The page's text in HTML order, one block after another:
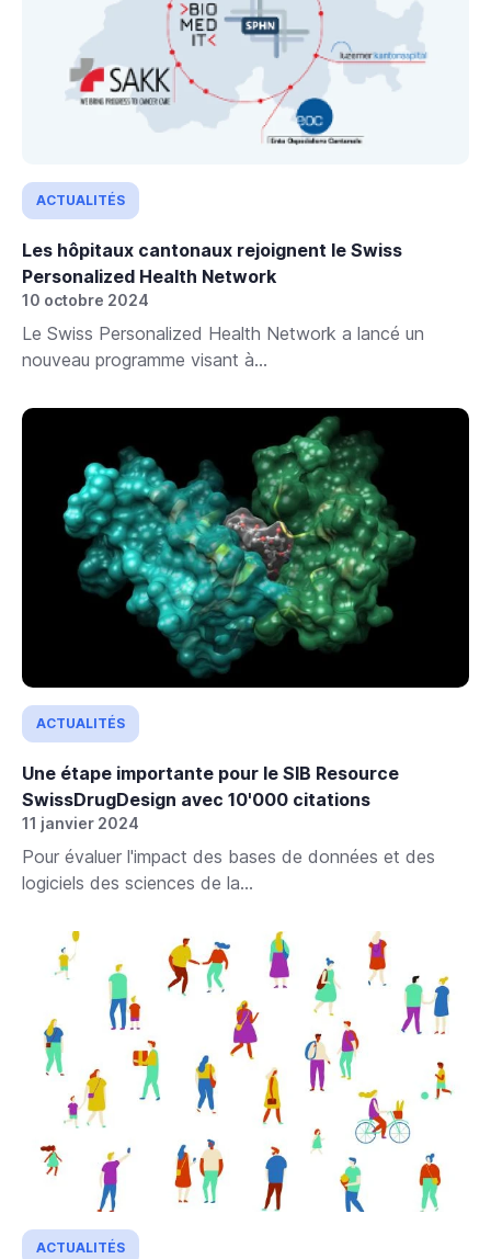
ACTUALITÉS
Les hôpitaux cantonaux rejoignent le Swiss
Personalized Health Network
10 octobre 2024
Le Swiss Personalized Health Network a lancé un
nouveau programme visant à...
ACTUALITÉS
Une étape importante pour le SIB Resource
SwissDrugDesign avec 10'000 citations
11 janvier 2024
Pour évaluer l'impact des bases de données et des
logiciels des sciences de la...
ACTUALITÉS